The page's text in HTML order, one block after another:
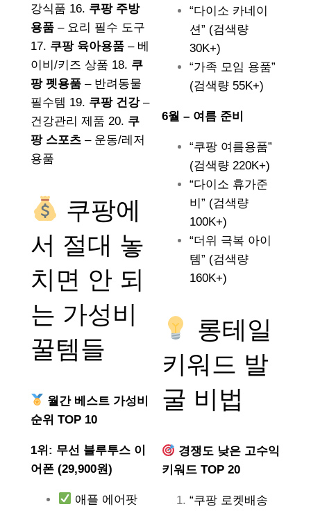
강식품 16. 쿠팡 주방
용품 – 요리 필수 도구
17. 쿠팡 육아용품 – 베
이비/키즈 상품 18. 쿠
팡 펫용품 – 반려동물
필수템 19. 쿠팡 건강–
건강관리 제품 20. 쿠
팡 스포츠 – 운동/레저
용품
쿠팡에
서 절대 놓
치면 안 되
는 가성비
꿀템들
월간 베스트 가성비
순위 TOP 10
1위: 무선 블루투스 이
어폰 (29,900원)
애플 에어팟
“다이소 카네이
션” (검색량
30K+)
“가족 모임 용품”
(검색량 55K+)
6월 – 여름 준비
“쿠팡 여름용품”
(검색량 220K+)
“다이소 휴가준
비” (검색량
100K+)
“더위 극복 아이
템” (검색량
160K+)
롱테일
키워드 발
굴 비법
경쟁도 낮은 고수익
키워드 TOP 20
“쿠팡 로켓배송